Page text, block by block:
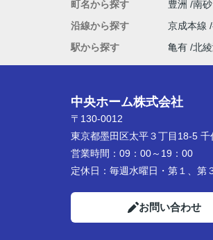
町名から探す
豊洲 南砂
沿線から探す
京成本線
駅から探す
亀有 北
中央ホーム株式会社
〒130-0012
東京都墨田区太平３丁目18-5 千
営業時間： 09：00～19：00
定休日： 毎週水曜日・第１、第
お問い合わせ